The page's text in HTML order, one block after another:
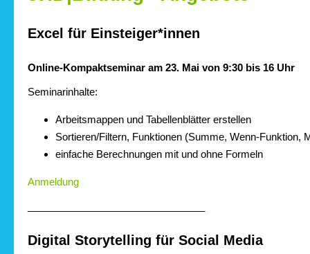
Excel für Einsteiger*innen
Online-Kompaktseminar am 23. Mai von 9:30 bis 16 Uhr
Seminarinhalte:
Arbeitsmappen und Tabellenblätter erstellen
Sortieren/Filtern, Funktionen (Summe, Wenn-Funktion,
einfache Berechnungen mit und ohne Formeln
Anmeldung
Digital Storytelling für Social Media